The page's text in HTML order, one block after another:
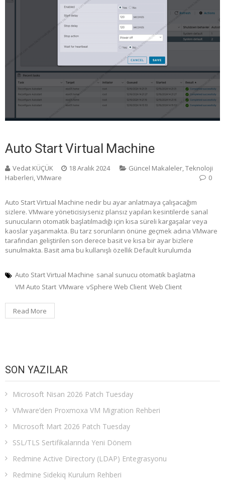
Auto Start Virtual Machine
Vedat KÜÇÜK 18 Aralık 2024 Güncel Makaleler,Teknoloji
Haberleri,VMware 0
Auto Start Virtual Machine nedir bu ayar anlatmaya çalışacağım
sizlere. VMware yöneticisiyseniz plansız yapılan kesintilerde sanal
sunucuların otomatik başlatılmadığı için kısa süreli kargaşalar veya
kaoslar yaşanmakta. Bu tarz sorunların önüne geçmek adına VMware
tarafından geliştirilen son derece basit ve kısa bir ayar bizlere
sunulmakta. Basit ama bu kullanışlı özellik Default kurulumda
Auto Start Virtual Machine sanal sunucu otomatik başlatma
VM Auto Start VMware vSphere Web Client Web Client
Read More
SON YAZILAR
Microsoft Nisan 2026 Patch Tuesday
VMware’den Proxmoxa VM Migration Rehberi
Microsoft Mart 2026 Patch Tuesday
SSL/TLS Sertifikalarında Yeni Dönem
Redmine Active Directory (LDAP) Entegrasyonu
Redmine Sidekiq Kurulum Rehberi